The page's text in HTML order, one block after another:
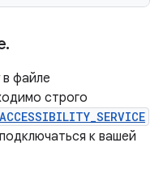
.
файле
строго
к вашей